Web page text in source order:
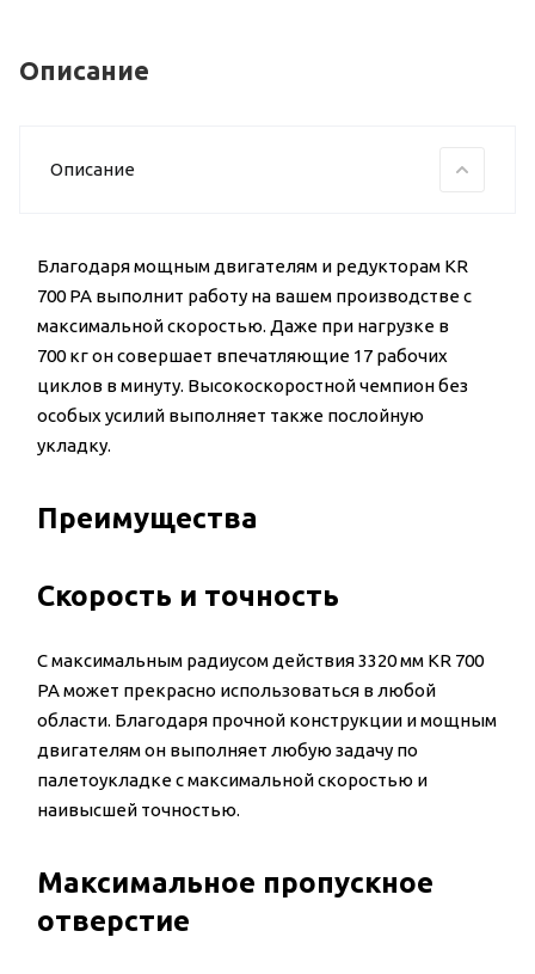
Описание
Описание
Благодаря мощным двигателям и редукторам KR
700 PA выполнит работу на вашем производстве с
максимальной скоростью. Даже при нагрузке в
700 кг он совершает впечатляющие 17 рабочих
циклов в минуту. Высокоскоростной чемпион без
особых усилий выполняет также послойную
укладку.
Преимущества
Скорость и точность
С максимальным радиусом действия 3320 мм KR 700
PA может прекрасно использоваться в любой
области. Благодаря прочной конструкции и мощным
двигателям он выполняет любую задачу по
палетоукладке с максимальной скоростью и
наивысшей точностью.
Максимальное пропускное
отверстие